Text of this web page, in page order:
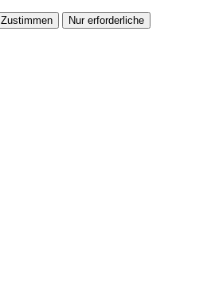
Zustimmen Nur erforderliche